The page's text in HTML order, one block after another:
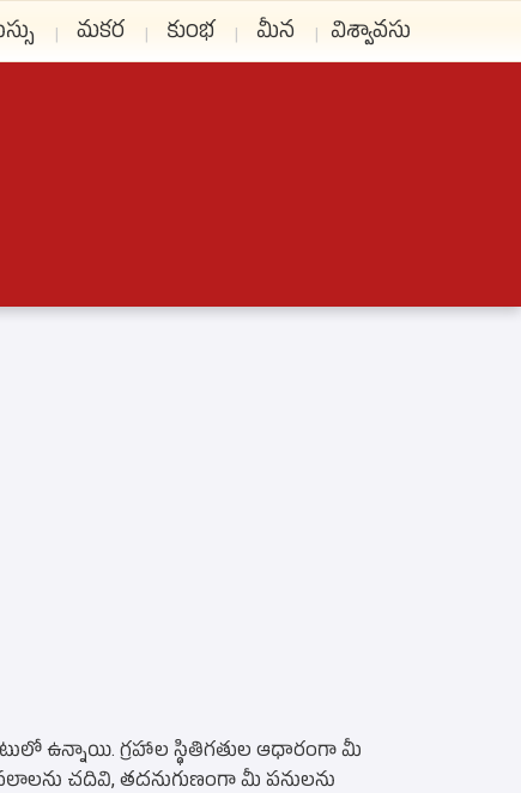
మకర కుంభ మీన విశ్వావసు
ఉన్నాయి. గ్రహాల స్థితిగతుల ఆధారంగా మీ
చదివి, తదనుగుణంగా మీ పనులను